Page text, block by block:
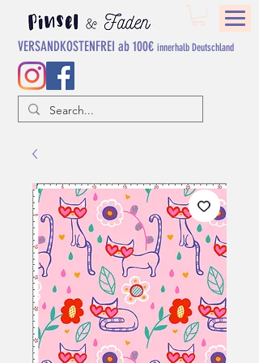
VERSANDKOSTENFREI ab 100€ innerhalb Deutschland